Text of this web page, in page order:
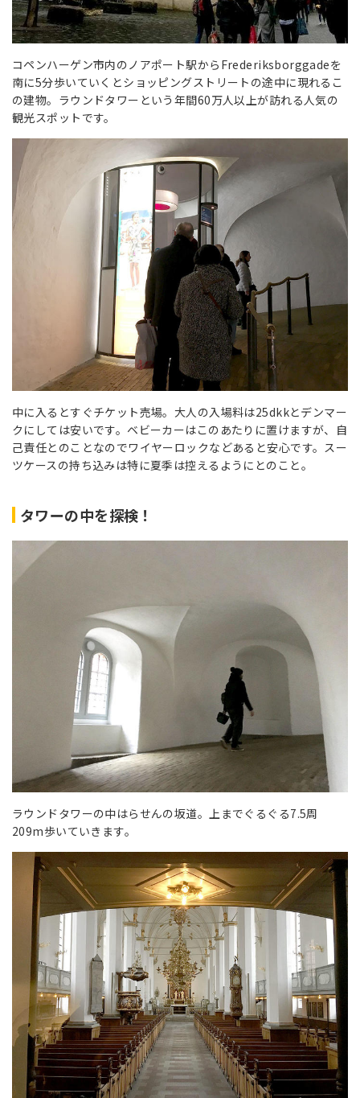
コペンハーゲン市内のノアポート駅からFrederiksborggadeを
南に5分歩いていくとショッピングストリートの途中に現れるこ
の建物。ラウンドタワーという年間60万人以上が訪れる人気の
観光スポットです。
中に入るとすぐチケット売場。大人の入場料は25dkkとデンマー
クにしては安いです。ベビーカーはこのあたりに置けますが、自
己責任とのことなのでワイヤーロックなどあると安心です。スー
ツケースの持ち込みは特に夏季は控えるようにとのこと。
タワーの中を探検！
ラウンドタワーの中はらせんの坂道。上までぐるぐる7.5周
209m歩いていきます。